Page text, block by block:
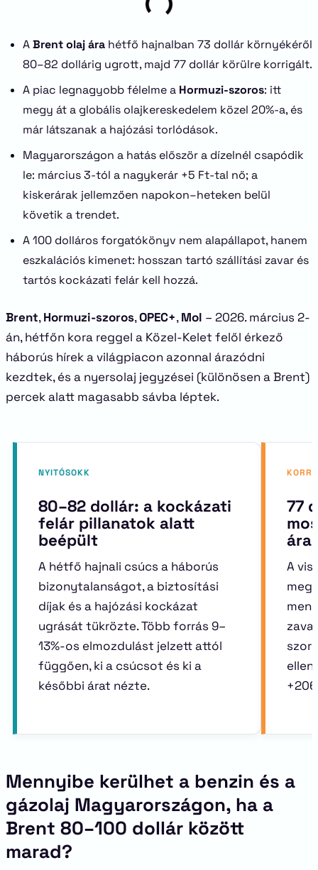
ABrent olaj ára hétfő hajnalban 73 dollár környékéről
80–82 dollárig ugrott, majd 77 dollár körülre korrigált.
A piac legnagyobb félelme a Hormuzi-szoros: itt
megy át a globális olajkereskedelem közel 20%-a, és
már látszanak a hajózási torlódások.
Magyarországon a hatás először a dízelnél csapódik
le: március 3-tól a nagykerár +5 Ft-tal nő; a
kiskerárak jellemzően napokon–heteken belül
követik a trendet.
A 100 dolláros forgatókönyv nem alapállapot, hanem
eszkalációs kimenet: hosszan tartó szállítási zavar és
tartós kockázati felár kell hozzá.
Brent,Hormuzi-szoros,OPEC+,Mol – 2026. március 2-
án, hétfőn kora reggel a Közel-Kelet felől érkező
háborús hírek a világpiacon azonnal árazódni
kezdtek, és a nyersolaj jegyzései (különösen a Brent)
percek alatt magasabb sávba léptek.
NYITÓSOKK
80–82 dollár: a kockázati
felár pillanatok alatt
beépült
A hétfő hajnali csúcs a háborús
bizonytalanságot, a biztosítási
díjak és a hajózási kockázat
ugrását tükrözte. Több forrás 9–
13%-os elmozdulást jelzett attól
függően, ki a csúcsot és ki a
későbbi árat nézte.
77
A
Mennyibe kerülhet a benzin és a
gázolaj Magyarországon, ha a
Brent 80–100 dollár között
marad?